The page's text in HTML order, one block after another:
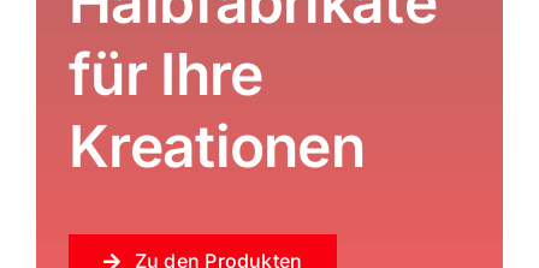
für Ihre
Kreationen
Zu den Produkten